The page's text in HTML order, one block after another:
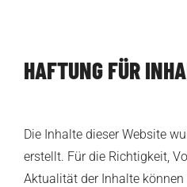
HAFTUNG FÜR
Die Inhalte dieser Website
erstellt. Für die Richtigkeit,
Aktualität der Inhalte